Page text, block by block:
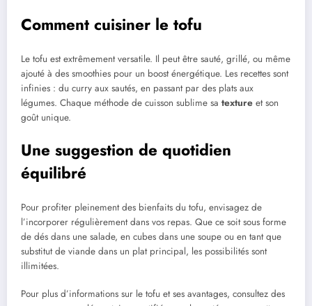
Comment cuisiner le tofu
Le tofu est extrêmement versatile. Il peut être sauté, grillé, ou même
ajouté à des smoothies pour un boost énergétique. Les recettes sont
infinies : du curry aux sautés, en passant par des plats aux
légumes. Chaque méthode de cuisson sublime sa texture et son
goût unique.
Une suggestion de quotidien
équilibré
Pour profiter pleinement des bienfaits du tofu, envisagez de
l’incorporer régulièrement dans vos repas. Que ce soit sous forme
de dés dans une salade, en cubes dans une soupe ou en tant que
substitut de viande dans un plat principal, les possibilités sont
illimitées.
Pour plus d’informations sur le tofu et ses avantages, consultez des